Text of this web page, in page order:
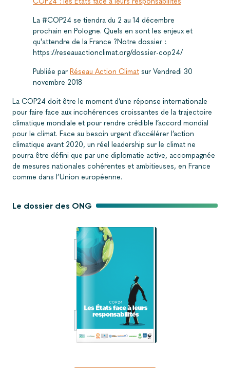
La #COP24 se tiendra du 2 au 14 décembre
prochain en Pologne. Quels en sont les enjeux et
qu'attendre de la France ?Notre dossier :
https://reseauactionclimat.org/dossier-cop24/
Publiée par Réseau Action Climat sur Vendredi 30
novembre 2018
La COP24 doit être le moment d’une réponse internationale
pour faire face aux incohérences croissantes de la trajectoire
climatique mondiale et pour rendre crédible l’accord mondial
pour le climat. Face au besoin urgent d’accélérer l’action
climatique avant 2020, un réel leadership sur le climat ne
pourra être défini que par une diplomatie active, accompagnée
de mesures nationales cohérentes et ambitieuses, en France
comme dans l’Union européenne.
Le dossier des ONG